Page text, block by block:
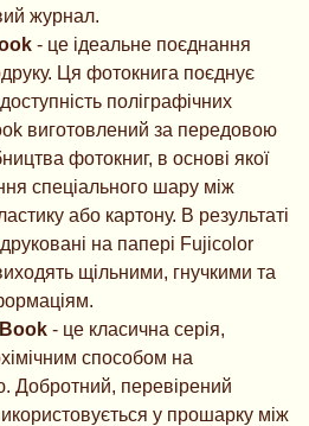
журнал.
- це ідеальне поєднання
Ця фотокнига поєднує
поліграфічних
виготовлений за передовою
фотокниг, в основі якої
спеціального шару між
або картону. В результаті
на папері Fujicolor
щільними, гнучкими та
- це класична серія,
способом на
Добротний, перевірений
у прошарку між